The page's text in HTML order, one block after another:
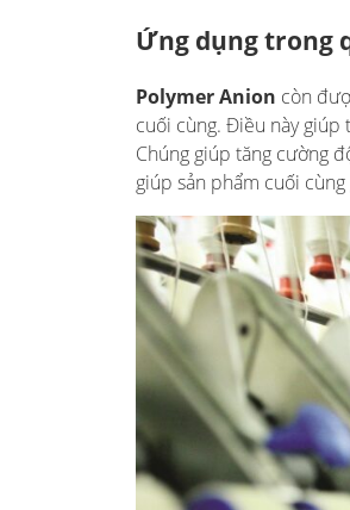
Ứng dụng trong
Polymer Anion còn
cuối cùng. Điều này giúp
Chúng giúp tăng cường
giúp sản phẩm cuối